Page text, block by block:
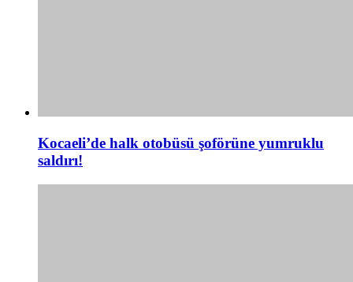
Kocaeli’de halk otobüsü şoförüne yumruklu
saldırı!